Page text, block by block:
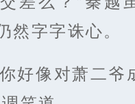
然字字诛心。
好像对萧二爷